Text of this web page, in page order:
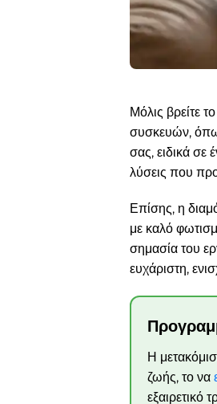
Μόλις βρείτε
συσκευών,
σας, ειδικά σε
λύσεις που
Επίσης, η
με καλό
σημασία του
ευχάριστη,
Η
ζωής, το να
εξαιρετικό